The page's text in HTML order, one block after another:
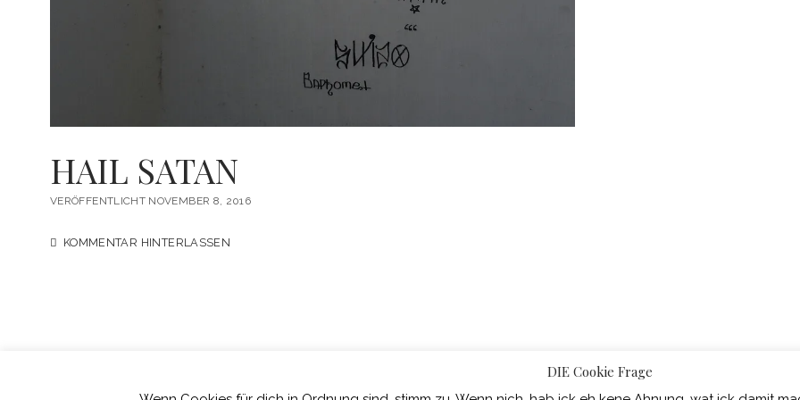
HAIL SATAN
VERÖFFENTLICHT NOVEMBER 8, 2016
KOMMENTAR HINTERLASSEN
WordPress-Theme Chosen von Compete Themes.
DIE Cookie Frage